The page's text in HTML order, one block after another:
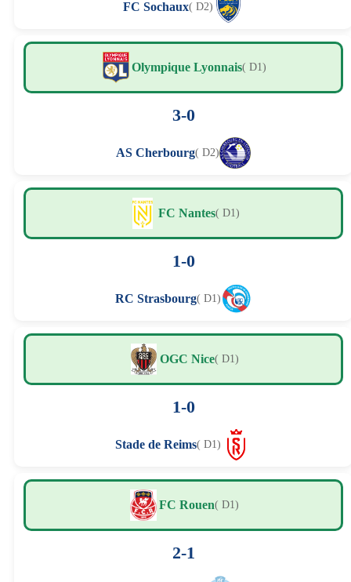
FC Sochaux( D2)
Olympique Lyonnais( D1)
3-0
AS Cherbourg( D2)
FC Nantes( D1)
1-0
RC Strasbourg( D1)
OGC Nice( D1)
1-0
Stade de Reims( D1)
FC Rouen( D1)
2-1